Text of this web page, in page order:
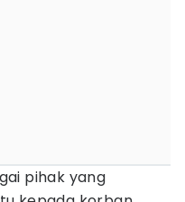
pihak yang